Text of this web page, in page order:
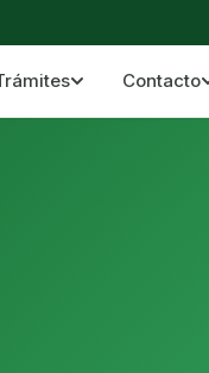
ecuatoriana
Contacto